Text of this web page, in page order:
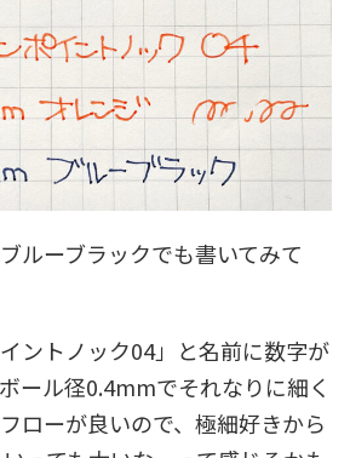
ルーブラックでも書いてみて
ントノック04」と名前に数字が
ール径0.4mmでそれなりに細く
ローが良いので、極細好きから